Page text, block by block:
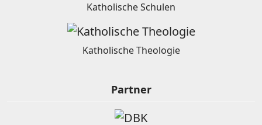
Katholische Schulen
Katholische Theologie
Partner